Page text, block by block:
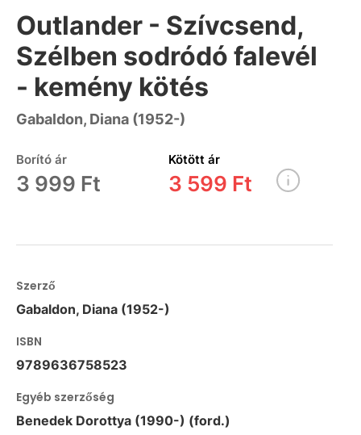
Outlander - Szívcsend,
Szélben sodródó falevél
- kemény kötés
Gabaldon, Diana (1952-)
Borító ár
3 999 Ft
Kötött ár
3 599 Ft
Szerző
Gabaldon, Diana (1952-)
ISBN
9789636758523
Egyéb szerzőség
Benedek Dorottya (1990-) (ford.)